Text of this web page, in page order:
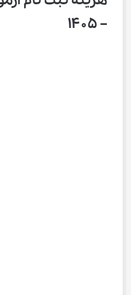
– ۱۴۰۵